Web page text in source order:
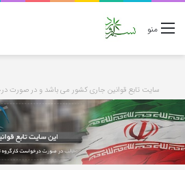
منو
سایت تابع قوانین جاری کشور می باشد و در